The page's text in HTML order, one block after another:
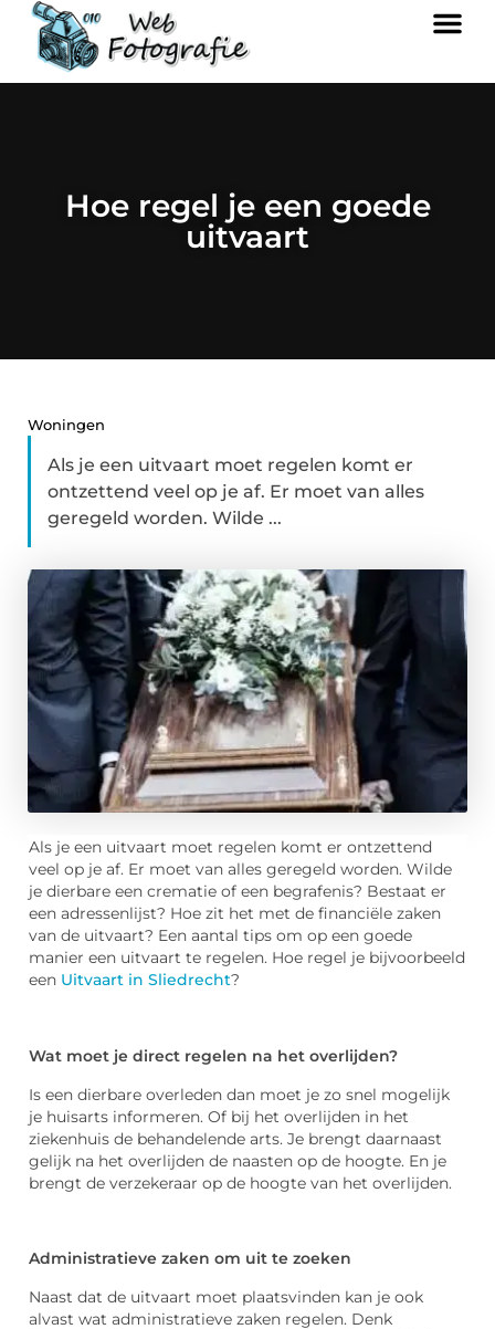
Hoe regel je een goede
uitvaart
Woningen
Als je een uitvaart moet regelen komt er
ontzettend veel op je af. Er moet van alles
geregeld worden. Wilde ...
Als je een uitvaart moet regelen komt er ontzettend
veel op je af. Er moet van alles geregeld worden. Wilde
je dierbare een crematie of een begrafenis? Bestaat er
een adressenlijst? Hoe zit het met de financiële zaken
van de uitvaart? Een aantal tips om op een goede
manier een uitvaart te regelen. Hoe regel je bijvoorbeeld
een Uitvaart in Sliedrecht?
Wat moet je direct regelen na het overlijden?
Is een dierbare overleden dan moet je zo snel mogelijk
je huisarts informeren. Of bij het overlijden in het
ziekenhuis de behandelende arts. Je brengt daarnaast
gelijk na het overlijden de naasten op de hoogte. En je
brengt de verzekeraar op de hoogte van het overlijden.
Administratieve zaken om uit te zoeken
Naast dat de uitvaart moet plaatsvinden kan je ook
alvast wat administratieve zaken regelen. Denk